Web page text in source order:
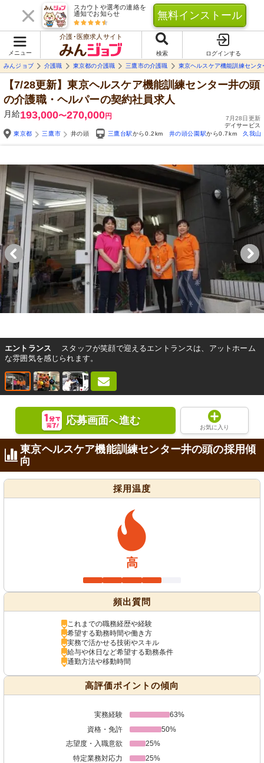
スカウトや選考の連絡を
通知でお知らせ
無料インストール
メニュー
介護･医療求人サイト
検索
ログインする
みんジョブ
介護職 東京都の介護職 三鷹市の介護職 東京ヘルスケア機能訓練センタ
【7/28更新】東京ヘルスケア機能訓練センター井の頭
の介護職・ヘルパーの契約社員求人
月給193,000〜270,000円
7月28日更新
デイサービス
東京都
三鷹市 井の頭 三鷹台駅から0.2km 井の頭公園駅から0.7km 久我山
エントランス
スタッフが笑顔で迎えるエントランスは、アットホーム
な雰囲気を感じられます。
応募画面へ進む
お気に入り
東京ヘルスケア機能訓練センター井の頭の採用傾
向
採用温度
高
頻出質問
これまでの職務経歴や経験
希望する勤務時間や働き方
実務で活かせる技術やスキル
給与や休日など希望する勤務条件
通勤方法や移動時間
高評価ポイントの傾向
実務経験
63%
資格・免許
50%
志望度・入職意欲
25%
特定業務対応力
25%